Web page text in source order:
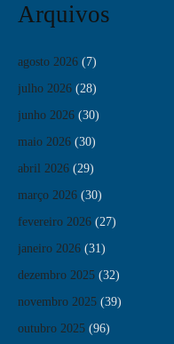
Arquivos
agosto 2026 (7)
julho 2026 (28)
junho 2026 (30)
maio 2026 (30)
abril 2026 (29)
março 2026 (30)
fevereiro 2026 (27)
janeiro 2026 (31)
dezembro 2025 (32)
novembro 2025 (39)
outubro 2025 (96)